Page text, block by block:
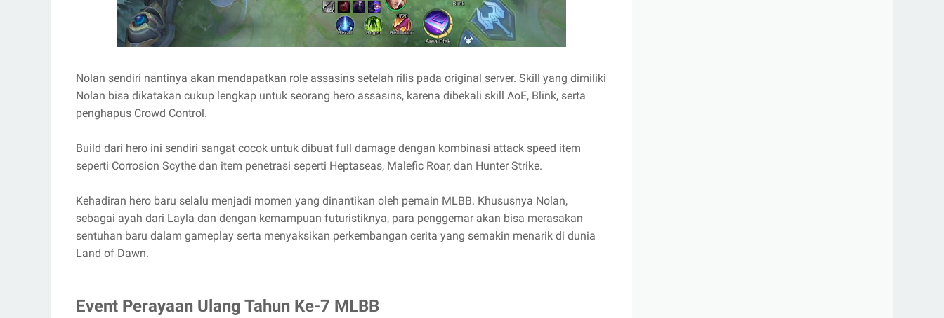
Nolan sendiri nantinya akan mendapatkan role assasins setelah rilis pada original server. Skill yang dimiliki
Nolan bisa dikatakan cukup lengkap untuk seorang hero assasins, karena dibekali skill AoE, Blink, serta
penghapus Crowd Control.
Build dari hero ini sendiri sangat cocok untuk dibuat full damage dengan kombinasi attack speed item
seperti Corrosion Scythe dan item penetrasi seperti Heptaseas, Malefic Roar, dan Hunter Strike.
Kehadiran hero baru selalu menjadi momen yang dinantikan oleh pemain MLBB. Khususnya Nolan,
sebagai ayah dari Layla dan dengan kemampuan futuristiknya, para penggemar akan bisa merasakan
sentuhan baru dalam gameplay serta menyaksikan perkembangan cerita yang semakin menarik di dunia
Land of Dawn.
Event Perayaan Ulang Tahun Ke-7 MLBB